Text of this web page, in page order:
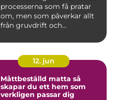
processerna som få pratar
om, men som påverkar allt
från gruvdrift och...
12. jun
Måttbeställd matta så
skapar du ett hem som
verkligen passar dig